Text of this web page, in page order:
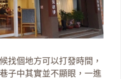
找個地方可以打發時間，
子中其實並不顯眼，一進